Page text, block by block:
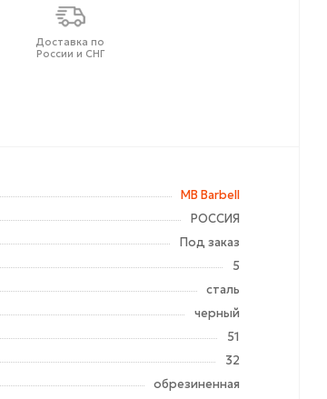
Доставка по
России и СНГ
MB Barbell
РОССИЯ
Под заказ
5
сталь
черный
51
32
обрезиненная